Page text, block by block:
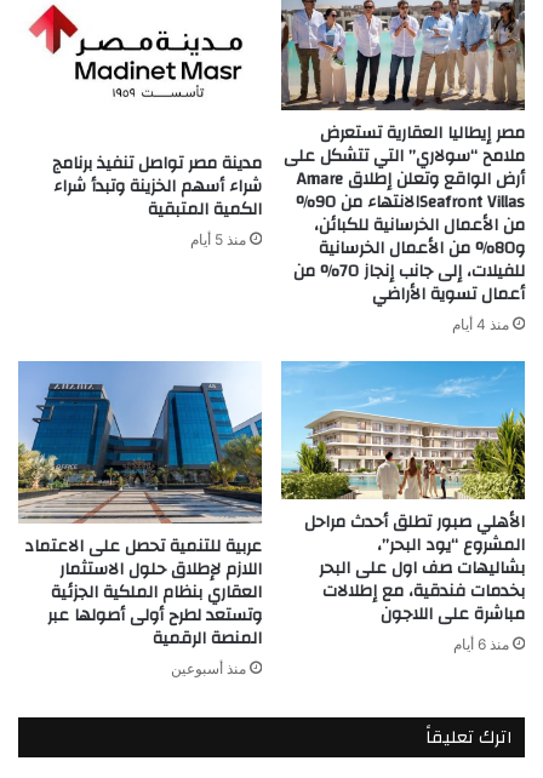
مصر إيطاليا العقارية تستعرض
ملامح “سولاري” التي تتشكل على
أرض الواقع وتعلن إطلاق Amare
Seafront Villasالانتهاء من 90%
من الأعمال الخرسانية للكبائن،
و80% من الأعمال الخرسانية
للفيلات، إلى جانب إنجاز 70% من
أعمال تسوية الأراضي
منذ 4 أيام
مدينة مصر تواصل تنفيذ برنامج
شراء أسهم الخزينة وتبدأ شراء
الكمية المتبقية
منذ 5 أيام
الأهلي صبور تطلق أحدث مراحل
المشروع “يود البحر”،
بشاليهات صف اول على البحر
بخدمات فندقية، مع إطلالات
مباشرة على اللاجون
منذ 6 أيام
عربية للتنمية تحصل على الاعتماد
اللازم لإطلاق حلول الاستثمار
العقاري بنظام الملكية الجزئية
وتستعد لطرح أولى أصولها عبر
المنصة الرقمية
منذ أسبوعين
اترك تعليقاً